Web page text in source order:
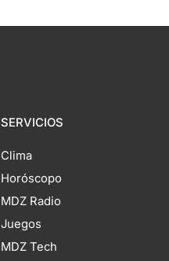
SERVICIOS
Clima
Horóscopo
MDZ Radio
Juegos
MDZ Tech